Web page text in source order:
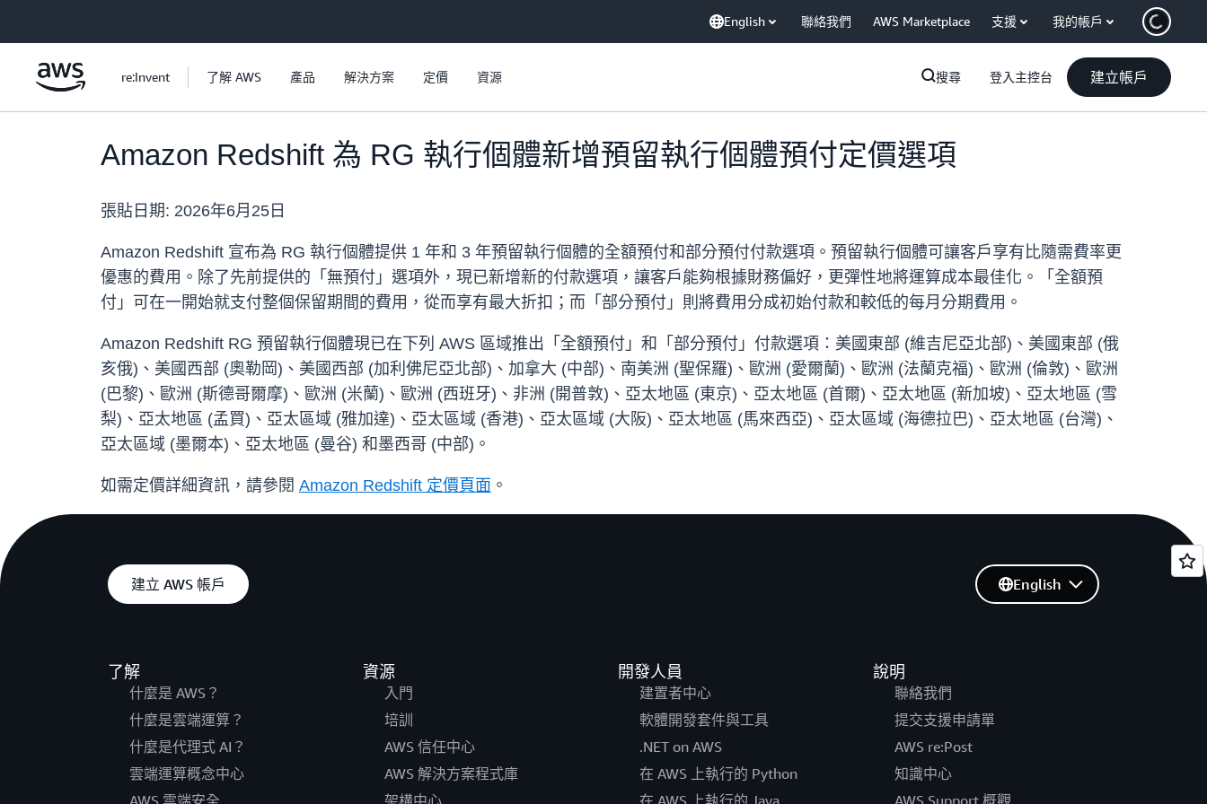
English 聯絡我們 AWS Marketplace 支援 我的帳戶
re:Invent 了解 AWS 產品 解決方案 定價 資源 搜尋 登入主控台 建立帳戶
Amazon Redshift 為 RG 執行個體新增預留執行個體預付定價選項
張貼日期: 2026年6月25日
Amazon Redshift 宣布為 RG 執行個體提供 1 年和 3 年預留執行個體的全額預付和部分預付付款選項。預留執行個體可讓客戶享有比隨需費率更
優惠的費用。除了先前提供的「無預付」選項外，現已新增新的付款選項，讓客戶能夠根據財務偏好，更彈性地將運算成本最佳化。「全額預
付」可在一開始就支付整個保留期間的費用，從而享有最大折扣；而「部分預付」則將費用分成初始付款和較低的每月分期費用。
Amazon Redshift RG 預留執行個體現已在下列 AWS 區域推出「全額預付」和「部分預付」付款選項：美國東部 (維吉尼亞北部)、美國東部 (俄
亥俄)、美國西部 (奧勒岡)、美國西部 (加利佛尼亞北部)、加拿大 (中部)、南美洲 (聖保羅)、歐洲 (愛爾蘭)、歐洲 (法蘭克福)、歐洲 (倫敦)、歐洲
(巴黎)、歐洲 (斯德哥爾摩)、歐洲 (米蘭)、歐洲 (西班牙)、非洲 (開普敦)、亞太地區 (東京)、亞太地區 (首爾)、亞太地區 (新加坡)、亞太地區 (雪
梨)、亞太地區 (孟買)、亞太區域 (雅加達)、亞太區域 (香港)、亞太區域 (大阪)、亞太地區 (馬來西亞)、亞太區域 (海德拉巴)、亞太地區 (台灣)、
亞太區域 (墨爾本)、亞太地區 (曼谷) 和墨西哥 (中部)。
如需定價詳細資訊，請參閱 Amazon Redshift 定價頁面 。
建立 AWS 帳戶
了解
什麼是 AWS？
什麼是雲端運算？
什麼是代理式 AI？
雲端運算概念中心
資源
入門
培訓
AWS 信任中心
AWS 解決方案程式庫
開發人員
建置者中心
軟體開發套件與工具
.NET on AWS
在 AWS 上執行的 Python
說明
聯絡我們
提交支援申請單
AWS re:Post
知識中心
English